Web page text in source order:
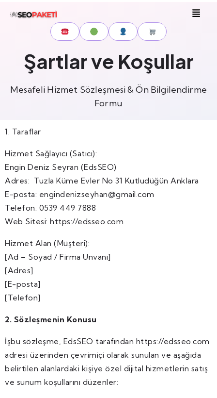
Şartlar ve Koşullar
Mesafeli Hizmet Sözleşmesi & Ön Bilgilendirme
Formu
1. Taraflar
Hizmet Sağlayıcı (Satıcı):
Engin Deniz Seyran (EdsSEO)
Adres: Tuzla Küme Evler No 31 Kutludüğün Anklara
E-posta: engindenizseyhan@gmail.com
Telefon: 0539 449 7888
Web Sitesi: https://edsseo.com
Hizmet Alan (Müşteri):
[Ad – Soyad / Firma Unvanı]
[Adres]
[E-posta]
[Telefon]
2. Sözleşmenin Konusu
İşbu sözleşme, EdsSEO tarafından https://edsseo.com
adresi üzerinden çevrimiçi olarak sunulan ve aşağıda
belirtilen alanlardaki kişiye özel dijital hizmetlerin satış
ve sunum koşullarını düzenler: